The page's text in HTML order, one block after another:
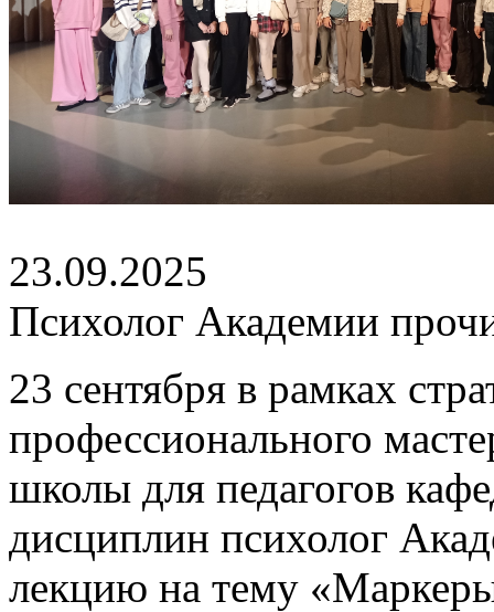
23.09.2025
Психолог Академии
23 сентября в рамках
профессионального
школы для педагогов
дисциплин психолог
лекцию на тему